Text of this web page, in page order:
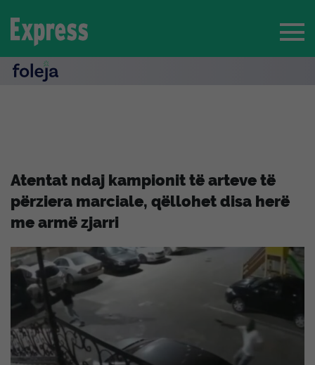
Atentat ndaj kampionit të arteve të
përziera marciale, qëllohet disa herë
me armë zjarri